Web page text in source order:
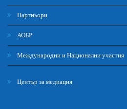
Партньори
АОБР
Международни и Национални участия
Център за медиация